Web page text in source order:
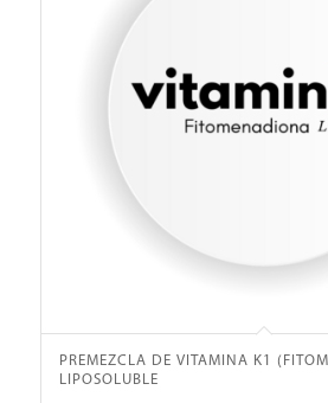
PREMEZCLA DE VITAMINA K1
LIPOSOLUBLE